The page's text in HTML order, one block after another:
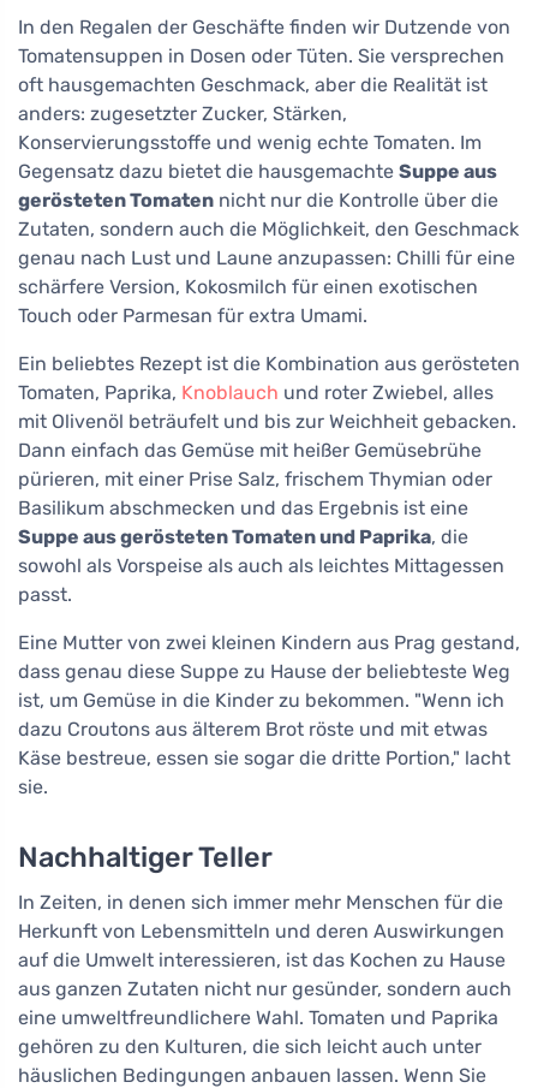
In den Regalen der Geschäfte finden wir Dutzende von
Tomatensuppen in Dosen oder Tüten. Sie versprechen
oft hausgemachten Geschmack, aber die Realität ist
anders: zugesetzter Zucker, Stärken,
Konservierungsstoffe und wenig echte Tomaten. Im
Gegensatz dazu bietet die hausgemachte Suppe aus
gerösteten Tomaten nicht nur die Kontrolle über die
Zutaten, sondern auch die Möglichkeit, den Geschmack
genau nach Lust und Laune anzupassen: Chilli für eine
schärfere Version, Kokosmilch für einen exotischen
Touch oder Parmesan für extra Umami.
Ein beliebtes Rezept ist die Kombination aus gerösteten
Tomaten, Paprika, Knoblauch und roter Zwiebel, alles
mit Olivenöl beträufelt und bis zur Weichheit gebacken.
Dann einfach das Gemüse mit heißer Gemüsebrühe
pürieren, mit einer Prise Salz, frischem Thymian oder
Basilikum abschmecken und das Ergebnis ist eine
Suppe aus gerösteten Tomaten und Paprika, die
sowohl als Vorspeise als auch als leichtes Mittagessen
passt.
Eine Mutter von zwei kleinen Kindern aus Prag gestand,
dass genau diese Suppe zu Hause der beliebteste Weg
ist, um Gemüse in die Kinder zu bekommen. "Wenn ich
dazu Croutons aus älterem Brot röste und mit etwas
Käse bestreue, essen sie sogar die dritte Portion," lacht
sie.
Nachhaltiger Teller
In Zeiten, in denen sich immer mehr Menschen für die
Herkunft von Lebensmitteln und deren Auswirkungen
auf die Umwelt interessieren, ist das Kochen zu Hause
aus ganzen Zutaten nicht nur gesünder, sondern auch
eine umweltfreundlichere Wahl. Tomaten und Paprika
gehören zu den Kulturen, die sich leicht auch unter
häuslichen Bedingungen anbauen lassen. Wenn Sie